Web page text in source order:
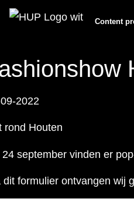
Content
2022
rond Houten
24 september vinden er
dit formulier ontvangen wij